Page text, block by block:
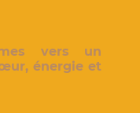
vers un
énergie et